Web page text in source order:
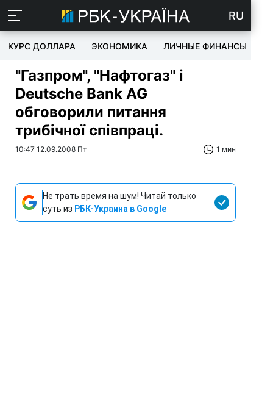
RU
КУРС ДОЛЛАРА ЭКОНОМИКА ЛИЧНЫЕ ФИНАНСЫ
"Газпром", "Нафтогаз" і
Deutsche Bank AG
обговорили питання
трибічної співпраці.
10:47 12.09.2008 Пт 1 мин
Не трать время на шум! Читай только
суть из РБК-Украина в Google